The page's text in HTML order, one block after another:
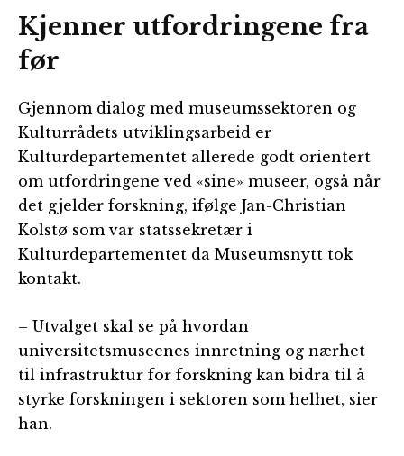
Kjenner utfordringene fra
før
Gjennom dialog med museumssektoren og
Kulturrådets utviklingsarbeid er
Kulturdepartementet allerede godt orientert
om utfordringene ved «sine» museer, også når
det gjelder forskning, ifølge Jan-Christian
Kolstø som var statssekretær i
Kulturdepartementet da Museumsnytt tok
kontakt.
– Utvalget skal se på hvordan
universitetsmuseenes innretning og nærhet
til infrastruktur for forskning kan bidra til å
styrke forskningen i sektoren som helhet, sier
han.